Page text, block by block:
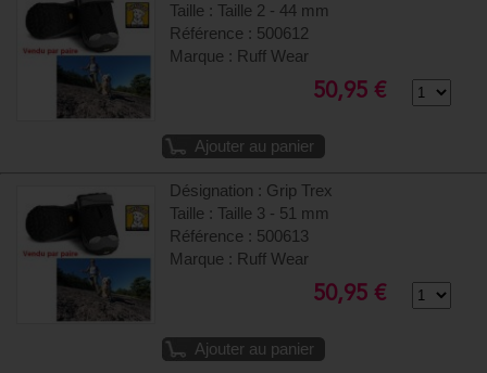
Taille : Taille 2 - 44 mm
Référence : 500612
Marque : Ruff Wear
50,95 €
Ajouter au panier
Désignation : Grip Trex
Taille : Taille 3 - 51 mm
Référence : 500613
Marque : Ruff Wear
50,95 €
Ajouter au panier